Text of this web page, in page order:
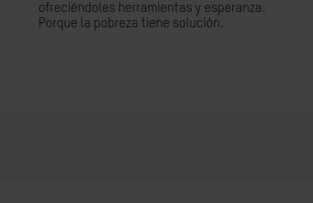
ofreciéndoles herramientas y esperanza.
Porque la pobreza tiene solución.